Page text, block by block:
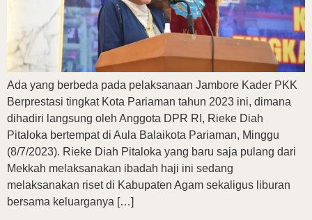
Ada yang berbeda pada pelaksanaan Jambore Kader PKK
Berprestasi tingkat Kota Pariaman tahun 2023 ini, dimana
dihadiri langsung oleh Anggota DPR RI, Rieke Diah
Pitaloka bertempat di Aula Balaikota Pariaman, Minggu
(8/7/2023). Rieke Diah Pitaloka yang baru saja pulang dari
Mekkah melaksanakan ibadah haji ini sedang
melaksanakan riset di Kabupaten Agam sekaligus liburan
bersama keluarganya […]